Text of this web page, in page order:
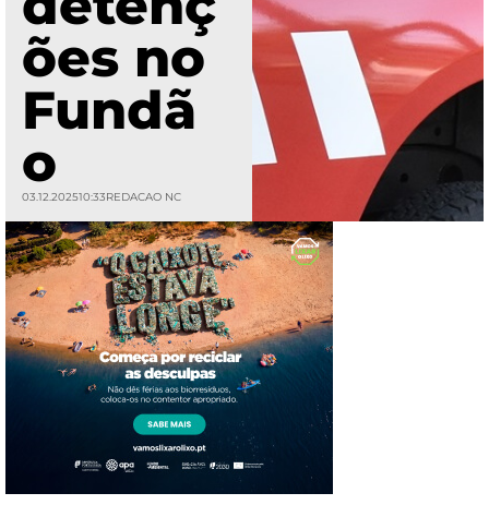
ões no
Fundã
o
03.12.202510:33REDACAO NC